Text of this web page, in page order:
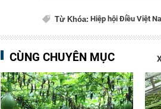
Từ Khóa: Hiệp hội Điều Việt
CÙNG CHUYÊN MỤC